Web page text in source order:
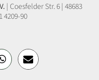
| Coesfelder Str. 6 | 48683
4209-90